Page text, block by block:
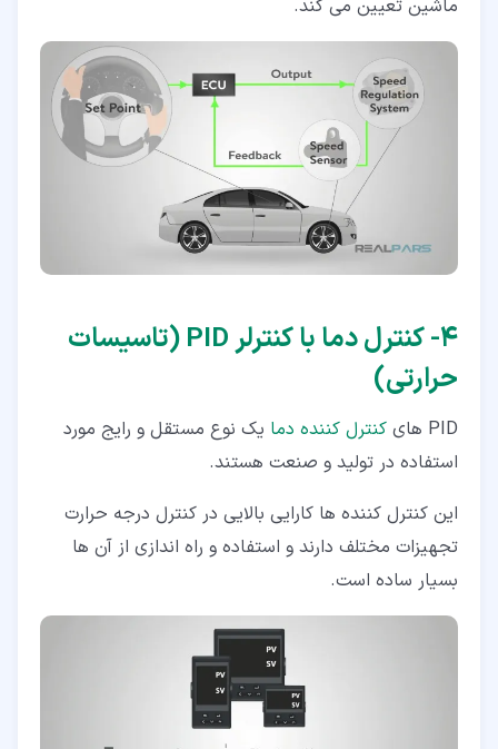
ماشین تعیین می کند.
۴‏- کنترل دما با کنترلر PID (تاسیسات
حرارتی)
PID های کنترل کننده دما یک نوع مستقل و رایج مورد
استفاده در تولید و صنعت هستند.
این کنترل کننده ها کارایی بالایی در کنترل درجه حرارت
تجهیزات مختلف دارند و استفاده و راه اندازی از آن ها
بسیار ساده است.